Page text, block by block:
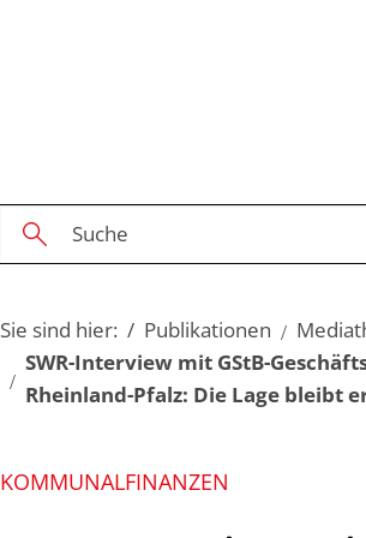
Sie sind hier: Publikationen
SWR-Interview mit GStB-
Rheinland-Pfalz: Die Lage bleibt
KOMMUNALFINANZEN